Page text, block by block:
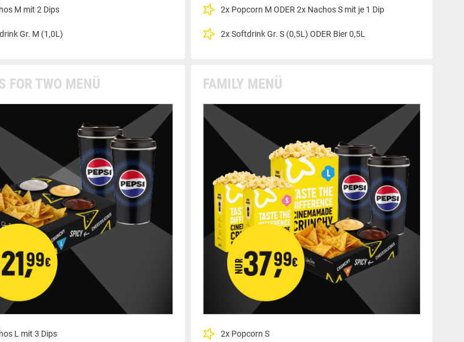
M mit 2 Dips
Gr. M (1,0L)
2x Popcorn M ODER 2x Nachos S mit je 1 Dip
2x Softdrink Gr. S (0,5L) ODER Bier 0,5L
FOR TWO MENÜ
L mit 3 Dips
FAMILY MENÜ
2x Popcorn S